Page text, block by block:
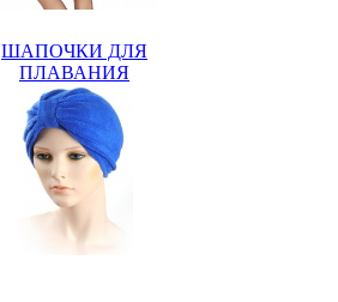
ШАПОЧКИ ДЛЯ
ПЛАВАНИЯ